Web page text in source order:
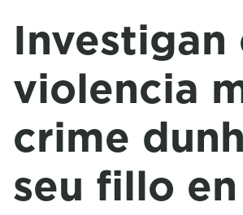
Investigan
violencia
crime
seu fillo